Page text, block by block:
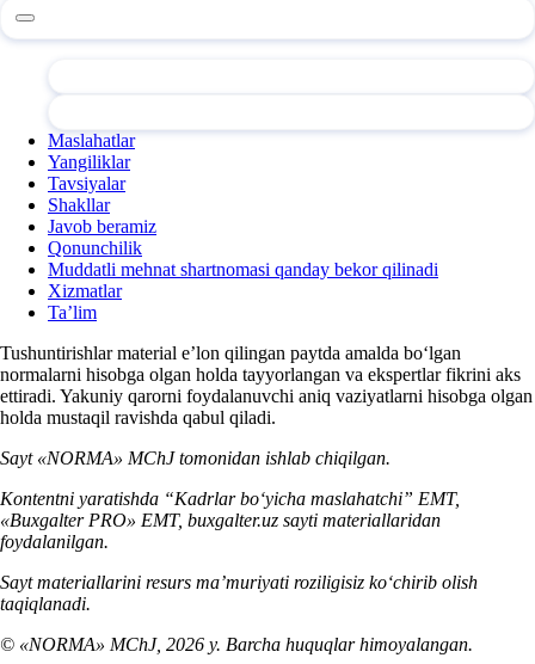
Maslahatlar
Yangiliklar
Tavsiyalar
Shakllar
Javob beramiz
Qonunchilik
Muddatli mehnat shartnomasi qanday bekor qilinadi
Xizmatlar
Ta’lim
Tushuntirishlar material e’lon qilingan paytda amalda boʻlgan
normalarni hisobga olgan holda tayyorlangan va ekspertlar fikrini aks
ettiradi. Yakuniy qarorni foydalanuvchi aniq vaziyatlarni hisobga olgan
holda mustaqil ravishda qabul qiladi.
Sayt «NORMA» MChJ tomonidan ishlab chiqilgan.
Kontentni yaratishda “Kadrlar boʻyicha maslahatchi” EMT,
«Buxgalter PRO» EMT, buxgalter.uz sayti materiallaridan
foydalanilgan.
Sayt materiallarini resurs ma’muriyati roziligisiz koʻchirib olish
taqiqlanadi.
© «NORMA» MChJ, 2026 y. Barcha huquqlar himoyalangan.